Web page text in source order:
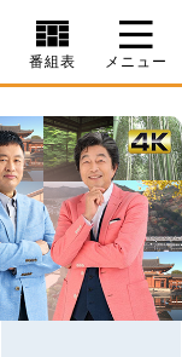
番組表 メニュー